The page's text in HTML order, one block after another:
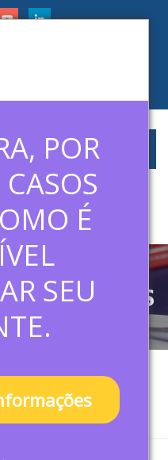
POR
É
SEU
MELHORES
de Serviços
com os melhores